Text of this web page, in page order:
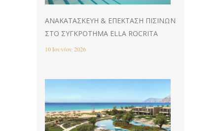
ΑΝΑΚΑΤΑΣΚΕΥΉ & EΠΈΚΤΑΣΗ ΠΙΣΊΝΩΝ
ΣΤΟ ΣΥΓΚΡΌΤΗΜΑ ELLA ROCRITA
10 Ιουνίου 2026